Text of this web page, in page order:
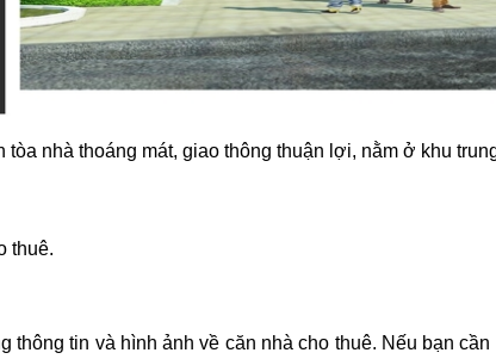
tòa nhà thoáng mát, giao thông thuận lợi, nằm ở khu
thuê.
thông tin và hình ảnh về căn nhà cho thuê. Nếu bạn